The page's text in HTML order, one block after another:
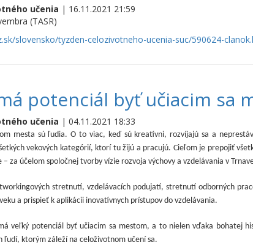
učenia | 16.11.2021 21:59
(TASR)
slovensko/tyzden-celozivotneho-ucenia-suc/590624-
potenciál byť učiacim sa
učenia | 04.11.2021 18:33
mesta sú ľudia. O to viac, keď sú kreatívni, rozvíjajú sa a
vekových kategórií, ktorí tu žijú a pracujú. Cieľom je prepojiť
za účelom spoločnej tvorby vízie rozvoja výchovy a vzdelávania v
stretnutí, vzdelávacích podujatí, stretnutí odborných
a prispieť k aplikácii inovatívnych prístupov do vzdelávania.
veľký potenciál byť učiacim sa mestom, a to nielen vďaka bohatej
ľudí, ktorým záleží na celoživotnom učení sa.